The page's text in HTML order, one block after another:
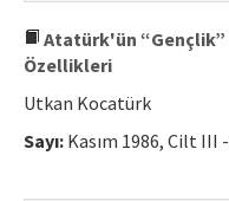
Atatürk'ün “Gençlik”
Özellikleri
Utkan Kocatürk
Sayı: Kasım 1986, Cilt III -